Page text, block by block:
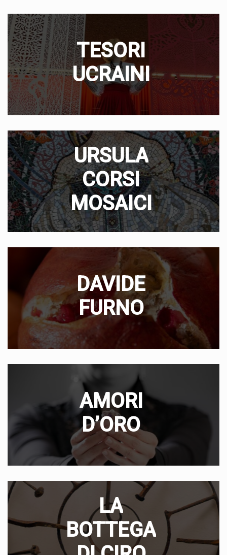
TESORI
UCRAINI
URSULA
CORSI
MOSAICI
DAVIDE
FURNO
AMORI
D’ORO
LA
BOTTEGA